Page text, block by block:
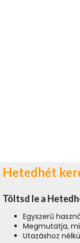
Hetedhét
Töltsd le a
Egyszerű
Megmutatja,
Utazáshoz